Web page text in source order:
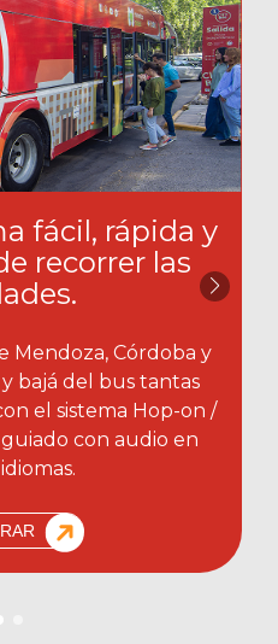
fácil, rápida y
recorrer las
Mendoza, Córdoba y
bajá del bus tantas
el sistema Hop-on /
con audio en